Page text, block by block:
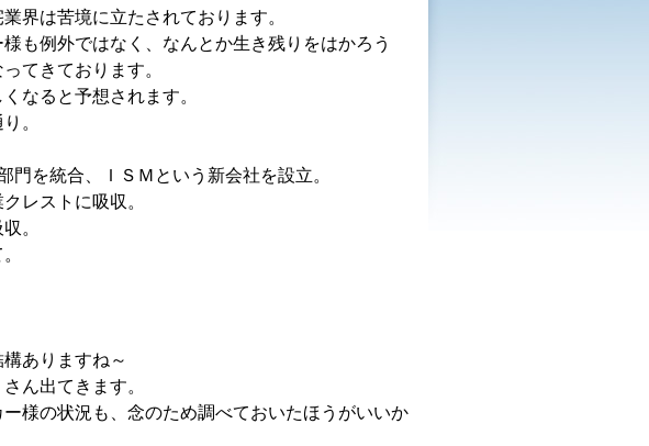
界は苦境に立たされております。
も例外ではなく、なんとか生き残りをはかろう
てきております。
なると予想されます。
。
門を統合、ＩＳＭという新会社を設立。
レストに吸収。
。
ありますね～
ん出てきます。
様の状況も、念のため調べておいたほうがいいか